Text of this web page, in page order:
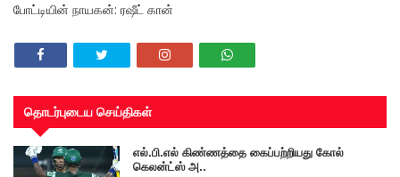
போட்டியின் நாயகன்: ரஷீட் கான்
தொடர்புடைய செய்திகள்
எல்.பி.எல் கிண்ணத்தை கைப்பற்றியது கோல்
கெலன்ட்ஸ் அ..